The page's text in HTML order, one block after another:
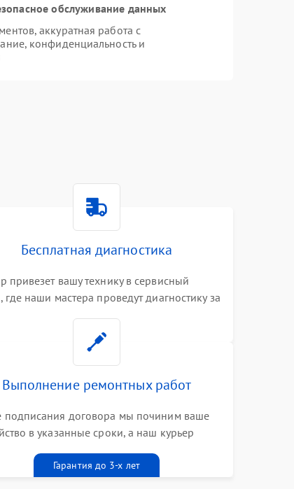
обслуживание данных
аккуратная работа с
конфиденциальность и
Бесплатная диагностика
привезет вашу технику в сервисный
где наши мастера проведут диагностику за
Выполнение ремонтных работ
подписания договора мы починим ваше
в указанные сроки, а наш курьер
бесплатноГарантия до 3-х лет